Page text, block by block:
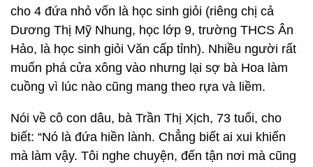
cho 4 đứa nhỏ vốn là học sinh giỏi (riêng chị cả
Dương Thị Mỹ Nhung, học lớp 9, trường THCS Ân
Hảo, là học sinh giỏi Văn cấp tỉnh). Nhiều người rất
muốn phá cửa xông vào nhưng lại sợ bà Hoa làm
cuồng vì lúc nào cũng mang theo rựa và liềm.
Nói về cô con dâu, bà Trần Thị Xịch, 73 tuổi, cho
biết: “Nó là đứa hiền lành. Chẳng biết ai xui khiến
mà làm vậy. Tôi nghe chuyện, đến tận nơi mà cũng